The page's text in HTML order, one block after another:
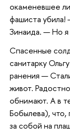
окаменевшее
фашиста убила!
Зинаида. — Но я
Спасенные
санитарку
ранения —
живот.
обнимают. А в
Бобылева), что,
за собой на